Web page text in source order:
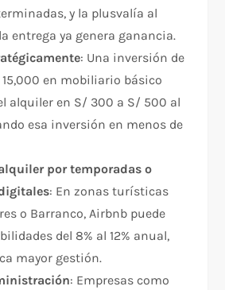
y la plusvalía al
entrega ya genera ganancia.
: Una inversión de
en mobiliario básico
alquiler en S/ 300 a S/ 500 al
esa inversión en menos de
por temporadas o
: En zonas turísticas
o Barranco, Airbnb puede
del 8% al 12% anual,
mayor gestión.
: Empresas como